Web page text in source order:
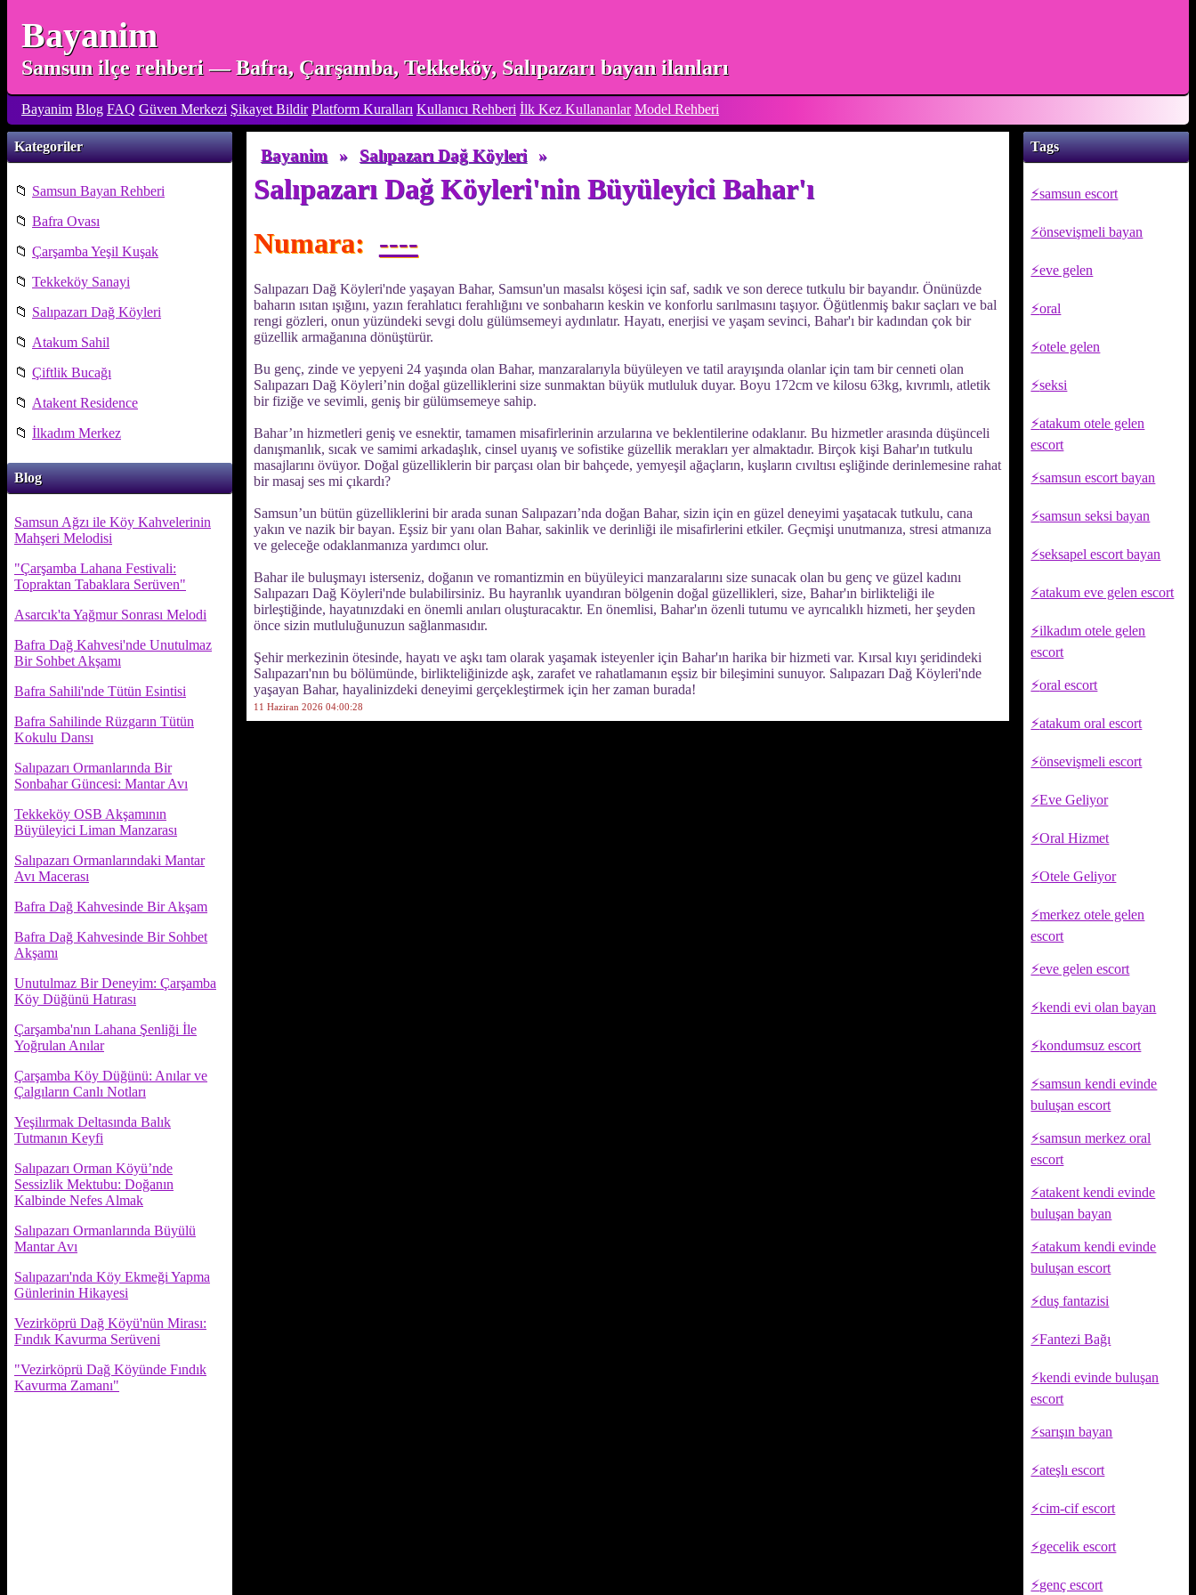
Bayanim
Samsun ilçe rehberi — Bafra, Çarşamba, Tekkeköy, Salıpazarı bayan ilanları
Bayanim Blog FAQ Güven Merkezi Şikayet Bildir Platform Kuralları Kullanıcı Rehberi İlk Kez Kullananlar Model Rehberi
Kategoriler
📁 Samsun Bayan Rehberi
📁 Bafra Ovası
📁 Çarşamba Yeşil Kuşak
📁 Tekkeköy Sanayi
📁 Salıpazarı Dağ Köyleri
📁 Atakum Sahil
📁 Çiftlik Bucağı
📁 Atakent Residence
📁 İlkadım Merkez
Blog
Samsun Ağzı ile Köy Kahvelerinin
Mahşeri Melodisi
"Çarşamba Lahana Festivali:
Topraktan Tabaklara Serüven"
Asarcık'ta Yağmur Sonrası Melodi
Bafra Dağ Kahvesi'nde Unutulmaz
Bir Sohbet Akşamı
Bafra Sahili'nde Tütün Esintisi
Bafra Sahilinde Rüzgarın Tütün
Kokulu Dansı
Salıpazarı Ormanlarında Bir
Sonbahar Güncesi: Mantar Avı
Tekkeköy OSB Akşamının
Büyüleyici Liman Manzarası
Salıpazarı Ormanlarındaki Mantar
Avı Macerası
Bafra Dağ Kahvesinde Bir Akşam
Bafra Dağ Kahvesinde Bir Sohbet
Akşamı
Unutulmaz Bir Deneyim: Çarşamba
Köy Düğünü Hatırası
Çarşamba'nın Lahana Şenliği İle
Yoğrulan Anılar
Çarşamba Köy Düğünü: Anılar ve
Çalgıların Canlı Notları
Yeşilırmak Deltasında Balık
Tutmanın Keyfi
Salıpazarı Orman Köyü’nde
Sessizlik Mektubu: Doğanın
Kalbinde Nefes Almak
Salıpazarı Ormanlarında Büyülü
Mantar Avı
Salıpazarı'nda Köy Ekmeği Yapma
Günlerinin Hikayesi
Vezirköprü Dağ Köyü'nün Mirası:
Fındık Kavurma Serüveni
"Vezirköprü Dağ Köyünde Fındık
Kavurma Zamanı"
Tags
samsun escort
önsevişmeli bayan
eve gelen
oral
otele gelen
seksi
atakum otele gelen
escort
samsun escort bayan
samsun seksi bayan
seksapel escort bayan
atakum eve gelen escort
ilkadım otele gelen
escort
oral escort
atakum oral escort
önsevişmeli escort
Eve Geliyor
Oral Hizmet
Otele Geliyor
merkez otele gelen
escort
eve gelen escort
kendi evi olan bayan
kondumsuz escort
samsun kendi evinde
buluşan escort
samsun merkez oral
escort
atakent kendi evinde
buluşan bayan
atakum kendi evinde
buluşan escort
duş fantazisi
Fantezi Bağı
kendi evinde buluşan
escort
sarışın bayan
ateşlı escort
cim-cif escort
gecelik escort
genç escort
Bayanim » Salıpazarı Dağ Köyleri »
Salıpazarı Dağ Köyleri'nin Büyüleyici Bahar'ı
Numara: ----
Salıpazarı Dağ Köyleri'nde yaşayan Bahar, Samsun'un masalsı köşesi için saf, sadık ve son derece tutkulu bir bayandır. Önünüzde
baharın ısıtan ışığını, yazın ferahlatıcı ferahlığını ve sonbaharın keskin ve konforlu sarılmasını taşıyor. Öğütlenmiş bakır saçları ve bal
rengi gözleri, onun yüzündeki sevgi dolu gülümsemeyi aydınlatır. Hayatı, enerjisi ve yaşam sevinci, Bahar'ı bir kadından çok bir
güzellik armağanına dönüştürür.
Bu genç, zinde ve yepyeni 24 yaşında olan Bahar, manzaralarıyla büyüleyen ve tatil arayışında olanlar için tam bir cenneti olan
Salıpazarı Dağ Köyleri’nin doğal güzelliklerini size sunmaktan büyük mutluluk duyar. Boyu 172cm ve kilosu 63kg, kıvrımlı, atletik
bir fiziğe ve sevimli, geniş bir gülümsemeye sahip.
Bahar’ın hizmetleri geniş ve esnektir, tamamen misafirlerinin arzularına ve beklentilerine odaklanır. Bu hizmetler arasında düşünceli
danışmanlık, sıcak ve samimi arkadaşlık, cinsel uyanış ve sofistike güzellik merakları yer almaktadır. Birçok kişi Bahar'ın tutkulu
masajlarını övüyor. Doğal güzelliklerin bir parçası olan bir bahçede, yemyeşil ağaçların, kuşların cıvıltısı eşliğinde derinlemesine rahat
bir masaj ses mi çıkardı?
Samsun’un bütün güzelliklerini bir arada sunan Salıpazarı’nda doğan Bahar, sizin için en güzel deneyimi yaşatacak tutkulu, cana
yakın ve nazik bir bayan. Eşsiz bir yanı olan Bahar, sakinlik ve derinliği ile misafirlerini etkiler. Geçmişi unutmanıza, stresi atmanıza
ve geleceğe odaklanmanıza yardımcı olur.
Bahar ile buluşmayı isterseniz, doğanın ve romantizmin en büyüleyici manzaralarını size sunacak olan bu genç ve güzel kadını
Salıpazarı Dağ Köyleri'nde bulabilirsiniz. Bu hayranlık uyandıran bölgenin doğal güzellikleri, size, Bahar'ın birlikteliği ile
birleştiğinde, hayatınızdaki en önemli anıları oluşturacaktır. En önemlisi, Bahar'ın özenli tutumu ve ayrıcalıklı hizmeti, her şeyden
önce sizin mutluluğunuzun sağlanmasıdır.
Şehir merkezinin ötesinde, hayatı ve aşkı tam olarak yaşamak isteyenler için Bahar'ın harika bir hizmeti var. Kırsal kıyı şeridindeki
Salıpazarı'nın bu bölümünde, birlikteliğinizde aşk, zarafet ve rahatlamanın eşsiz bir bileşimini sunuyor. Salıpazarı Dağ Köyleri'nde
yaşayan Bahar, hayalinizdeki deneyimi gerçekleştirmek için her zaman burada!
11 Haziran 2026 04:00:28